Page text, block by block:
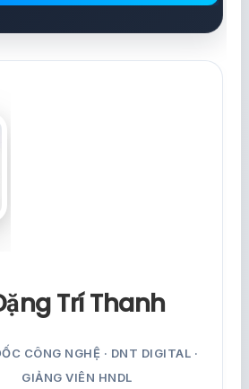
Trí Thanh
CÔNG NGHỆ · DNT DIGITAL ·
GIẢNG VIÊN HNDL